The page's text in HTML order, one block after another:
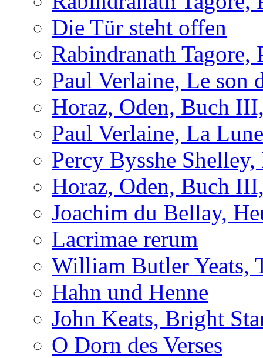
Die Tür steht offen
Rabindranath Tagore,
Paul Verlaine, Le son
Horaz, Oden, Buch
Paul Verlaine, La
Percy Bysshe
Horaz, Oden, Buch
Joachim du Bellay,
Lacrimae rerum
William Butler Yeats,
Hahn und Henne
John Keats, Bright
O Dorn des Verses